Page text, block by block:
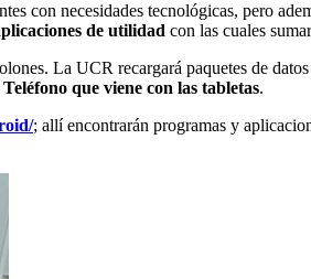
con necesidades tecnológicas, pero
de utilidad con las cuales
La UCR recargará paquetes de
que viene con las tabletas.
; allí encontrarán programas y